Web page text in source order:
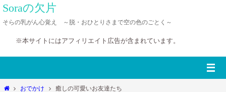
Soraの欠片
そらの乳がん心覚え ～脱・おひとりさまで空の色のごとく～
※本サイトにはアフィリエイト広告が含まれています。
ホ
おでかけ 癒しの可愛いお友達たち